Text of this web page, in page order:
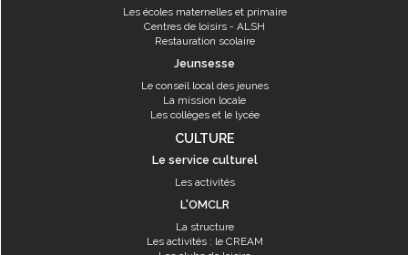
Les écoles maternelles et primaire
Centres de loisirs - ALSH
Restauration scolaire
Jeunsesse
Le conseil local des jeunes
La mission locale
Les collèges et le lycée
CULTURE
Le service culturel
Les activités
L'OMCLR
La structure
Les activités : le CREAM